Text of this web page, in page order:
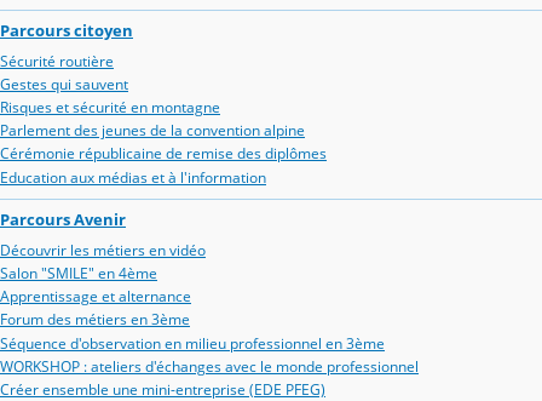
Parcours citoyen
Sécurité routière
Gestes qui sauvent
Risques et sécurité en montagne
Parlement des jeunes de la convention alpine
Cérémonie républicaine de remise des diplômes
Education aux médias et à l'information
Parcours Avenir
Découvrir les métiers en vidéo
Salon "SMILE" en 4ème
Apprentissage et alternance
Forum des métiers en 3ème
Séquence d'observation en milieu professionnel en 3ème
WORKSHOP : ateliers d'échanges avec le monde professionnel
Créer ensemble une mini-entreprise (EDE PFEG)